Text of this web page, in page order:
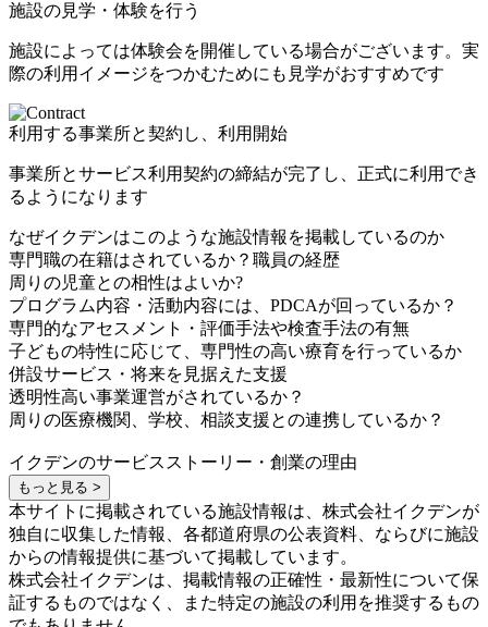
施設の見学・体験を行う
施設によっては体験会を開催している場合がございます。実
際の利用イメージをつかむためにも見学がおすすめです
利用する事業所と契約し、利用開始
事業所とサービス利用契約の締結が完了し、正式に利用でき
るようになります
なぜイクデンはこのような施設情報を掲載しているのか
専門職の在籍はされているか？職員の経歴
周りの児童との相性はよいか?
プログラム内容・活動内容には、PDCAが回っているか？
専門的なアセスメント・評価手法や検査手法の有無
子どもの特性に応じて、専門性の高い療育を行っているか
併設サービス・将来を見据えた支援
透明性高い事業運営がされているか？
周りの医療機関、学校、相談支援との連携しているか？
イクデンのサービスストーリー・創業の理由
もっと見る >
本サイトに掲載されている施設情報は、株式会社イクデンが
独自に収集した情報、各都道府県の公表資料、ならびに施設
からの情報提供に基づいて掲載しています。
株式会社イクデンは、掲載情報の正確性・最新性について保
証するものではなく、また特定の施設の利用を推奨するもの